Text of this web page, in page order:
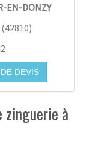
EN-DONZY
42810)
DEVIS
zinguerie à